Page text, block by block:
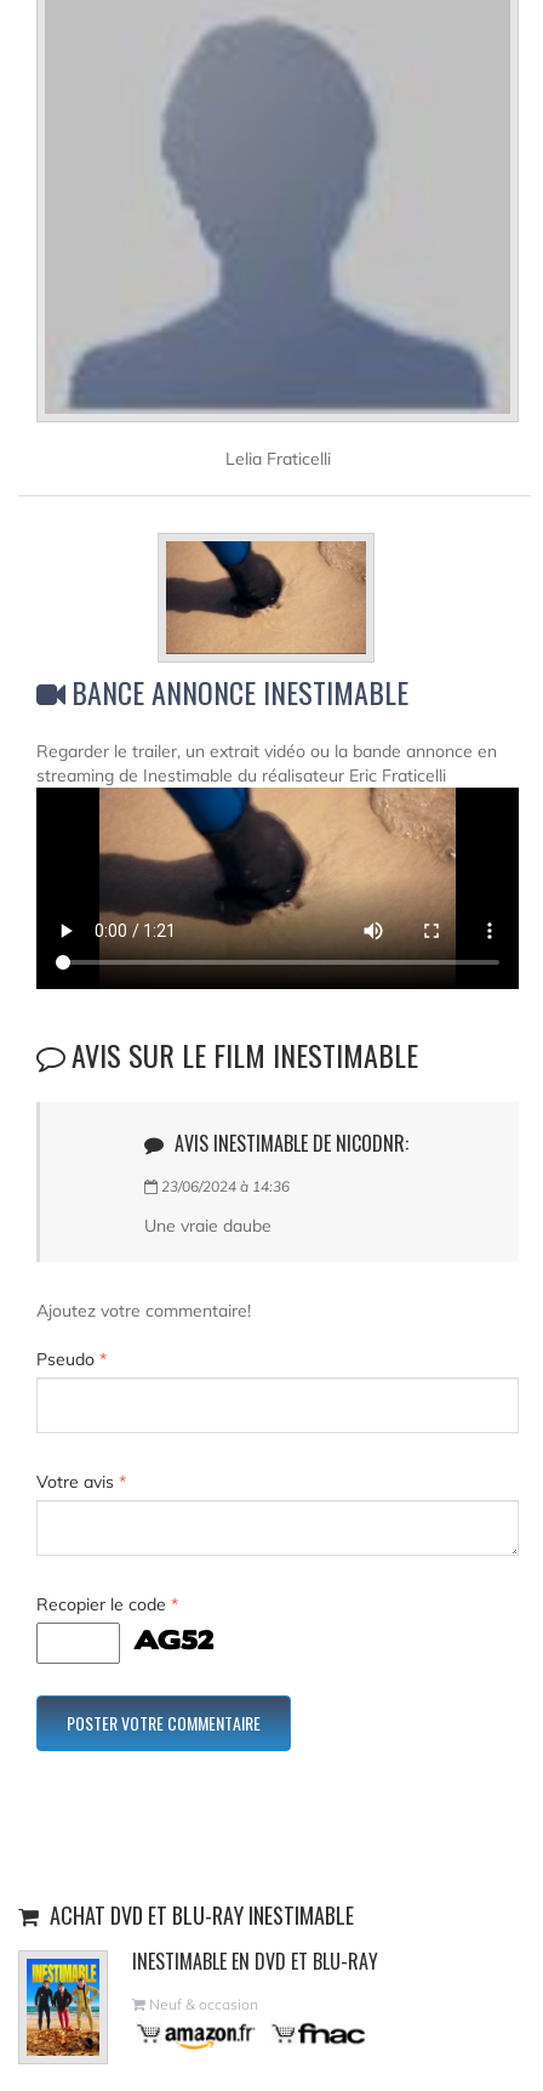
Lelia Fraticelli
BANCE ANNONCE INESTIMABLE
Regarder le trailer, un extrait vidéo ou la bande annonce en
streaming de Inestimable du réalisateur Eric Fraticelli
AVIS SUR LE FILM INESTIMABLE
AVIS INESTIMABLE DE NICODNR:
23/06/2024 à 14:36
Une vraie daube
Ajoutez votre commentaire!
Pseudo *
Votre avis *
Recopier le code *
ACHAT DVD ET BLU-RAY INESTIMABLE
INESTIMABLE EN DVD ET BLU-RAY
Neuf & occasion